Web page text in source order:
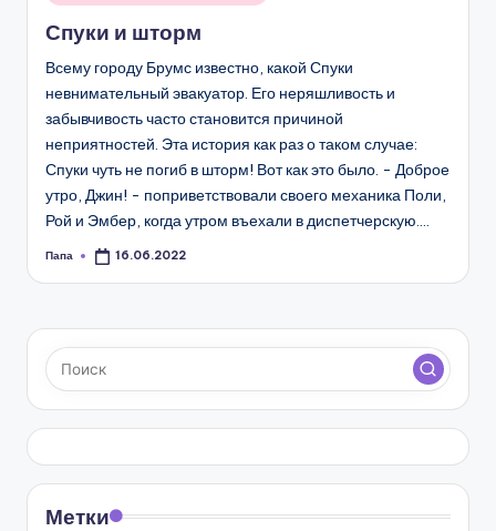
Спуки и шторм
Всему городу Брумс известно, какой Спуки
невнимательный эвакуатор. Его неряшливость и
забывчивость часто становится причиной
неприятностей. Эта история как раз о таком случае:
Спуки чуть не погиб в шторм! Вот как это было. - Доброе
утро, Джин! - поприветствовали своего механика Поли,
Рой и Эмбер, когда утром въехали в диспетчерскую.…
Запись
Папа 16.06.2022
Метки